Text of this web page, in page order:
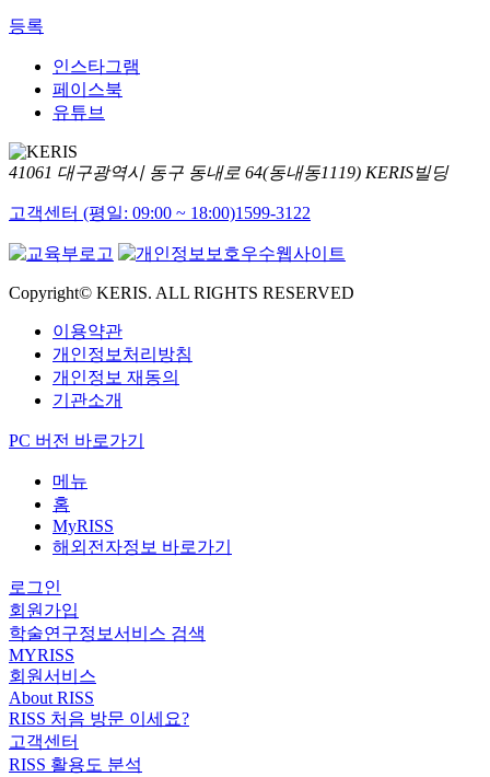
등록
인스타그램
페이스북
유튜브
41061 대구광역시 동구 동내로 64(동내동1119) KERIS빌딩
고객센터 (평일: 09:00 ~ 18:00)1599-3122
Copyright© KERIS. ALL RIGHTS RESERVED
이용약관
개인정보처리방침
개인정보 재동의
기관소개
PC 버전 바로가기
메뉴
홈
MyRISS
해외전자정보 바로가기
로그인
회원가입
학술연구정보서비스 검색
MYRISS
회원서비스
About RISS
RISS 처음 방문 이세요?
고객센터
RISS 활용도 분석